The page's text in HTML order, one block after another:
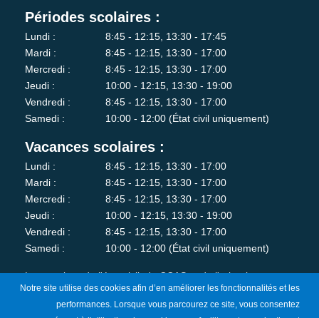
Périodes scolaires :
Lundi :
8:45 - 12:15, 13:30 - 17:45
Mardi :
8:45 - 12:15, 13:30 - 17:00
Mercredi :
8:45 - 12:15, 13:30 - 17:00
Jeudi :
10:00 - 12:15, 13:30 - 19:00
Vendredi :
8:45 - 12:15, 13:30 - 17:00
Samedi :
10:00 - 12:00 (État civil uniquement)
Vacances scolaires :
Lundi :
8:45 - 12:15, 13:30 - 17:00
Mardi :
8:45 - 12:15, 13:30 - 17:00
Mercredi :
8:45 - 12:15, 13:30 - 17:00
Jeudi :
10:00 - 12:15, 13:30 - 19:00
Vendredi :
8:45 - 12:15, 13:30 - 17:00
Samedi :
10:00 - 12:00 (État civil uniquement)
Les services de l'état-civil, du CCAS et de l'urbanisme sont
fermés au public le lundi matin.
Notre site utilise des cookies afin d’en améliorer les fonctionnalités et les
performances. Lorsque vous parcourez ce site, vous consentez